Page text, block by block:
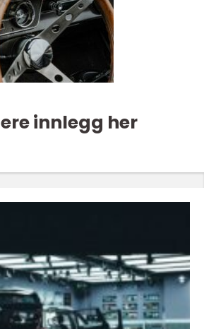
innlegg her